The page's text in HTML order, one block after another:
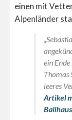
einen mit
Alpenländer
ein
Thomas
leeres
Artikel